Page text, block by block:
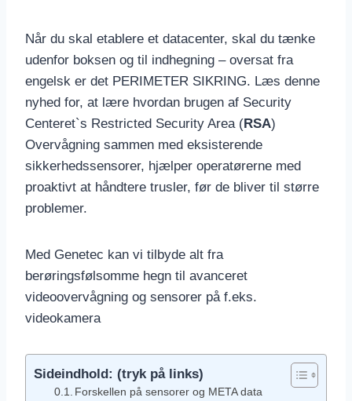
Når du skal etablere et datacenter, skal du tænke
udenfor boksen og til indhegning – oversat fra
engelsk er det PERIMETER SIKRING. Læs denne
nyhed for, at lære hvordan brugen af Security
Centeret`s Restricted Security Area (RSA)
Overvågning sammen med eksisterende
sikkerhedssensorer, hjælper operatørerne med
proaktivt at håndtere trusler, før de bliver til større
problemer.
Med Genetec kan vi tilbyde alt fra
berøringsfølsomme hegn til avanceret
videoovervågning og sensorer på f.eks.
videokamera
Sideindhold: (tryk på links)
Forskellen på sensorer og META data